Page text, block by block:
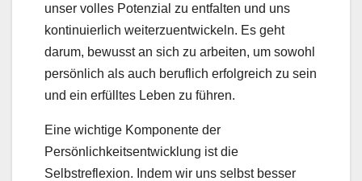
unser volles Potenzial zu entfalten und uns
kontinuierlich weiterzuentwickeln. Es geht
darum, bewusst an sich zu arbeiten, um sowohl
persönlich als auch beruflich erfolgreich zu sein
und ein erfülltes Leben zu führen.
Eine wichtige Komponente der
Persönlichkeitsentwicklung ist die
Selbstreflexion. Indem wir uns selbst besser